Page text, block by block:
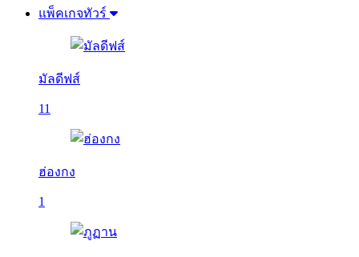
แพ็คเกจทัวร์
มัลดีฟส์
11
ฮ่องกง
1